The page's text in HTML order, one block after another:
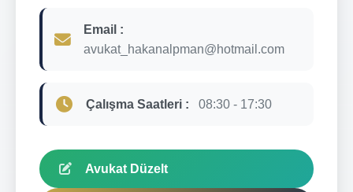
Email :
avukat_hakanalpman@hotmail.com
Çalışma Saatleri : 08:30 - 17:30
Avukat Düzelt